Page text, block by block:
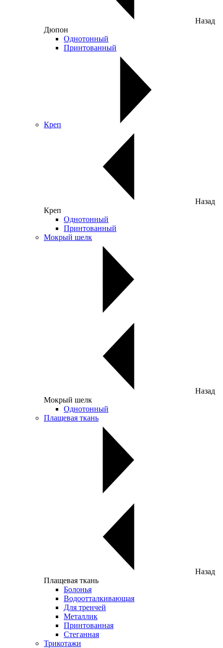
Назад
Дюпон
Однотонный
Принтованный
Креп
Назад
Креп
Однотонный
Принтованный
Мокрый шелк
Назад
Мокрый шелк
Однотонный
Плащевая ткань
Назад
Плащевая ткань
Болонья
Водоотталкивающая
Для тренчей
Металлик
Принтованная
Стеганная
Трикотажи